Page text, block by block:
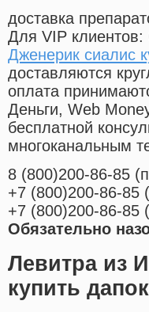
доставка
Для VIP клиентов:
Дженерик сиалис
доставляются
оплата
Деньги, Web
бесплатной
многоканальным
8 (800)200-86-85 (
+7 (800)200-86-85 (
+7 (800)200-86-85 (
Обязательно
Левитра из
купить